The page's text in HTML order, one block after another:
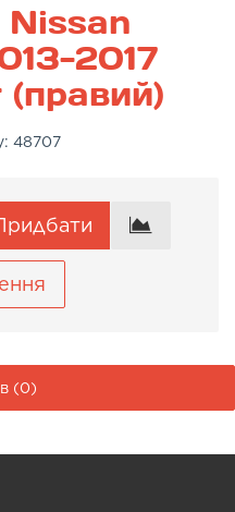
2017
(правий)
48707
(0)